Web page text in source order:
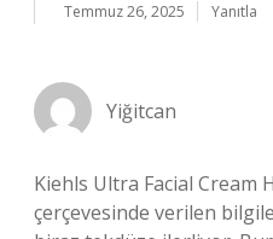
Temmuz 26, 2025 Yanıtla
Yiğitcan
Kiehls Ultra Facial Cream
çerçevesinde verilen